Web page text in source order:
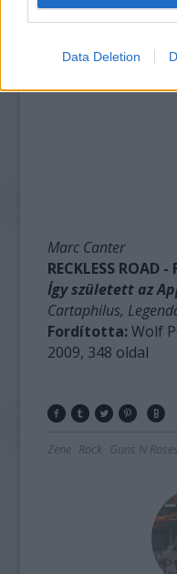
Data Deletion
Marc Canter
RECKLESS
Így született az
Cartaphilus,
Fordította:Wolf
2009, 348 oldal
Zene Rock Guns N Roses